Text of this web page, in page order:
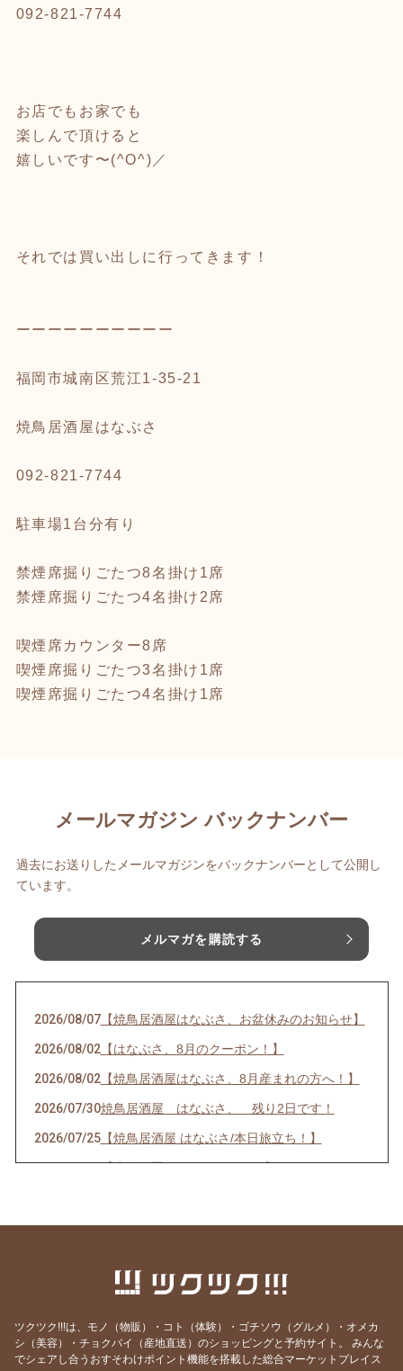
092-821-7744
お店でもお家でも
楽しんで頂けると
嬉しいです〜(^O^)／
それでは買い出しに行ってきます！
ーーーーーーーーーー
福岡市城南区荒江1-35-21
焼鳥居酒屋はなぶさ
092-821-7744
駐車場1台分有り
禁煙席掘りごたつ8名掛け1席
禁煙席掘りごたつ4名掛け2席
喫煙席カウンター8席
喫煙席掘りごたつ3名掛け1席
喫煙席掘りごたつ4名掛け1席
メールマガジン バックナンバー
過去にお送りしたメールマガジンをバックナンバーとして公開し
ています。
メルマガを購読する
2026/08/07【焼鳥居酒屋はなぶさ、お盆休みのお知らせ】
2026/08/02【はなぶさ、8月のクーポン！】
2026/08/02【焼鳥居酒屋はなぶさ、8月産まれの方へ！】
2026/07/30焼鳥居酒屋 はなぶさ、 残り2日です！
2026/07/25【焼鳥居酒屋 はなぶさ/本日旅立ち！】
2026/07/13【応急処置して頂きました。】
【お誕生日月、おめでとうございます！】
2026/06/09 【焼鳥居酒屋はなぶさ 最終日！】
2026/06/07 【焼鳥居酒屋はなぶさ あと3日‼️】
ツクツク!!!は、モノ（物販）・コト（体験）・ゴチソウ（グルメ）・オメカ
シ（美容）・チョクバイ（産地直送）のショッピングと予約サイト。
みんな
でシェアし合うおすそわけポイント機能を搭載した総合マーケットプレイス